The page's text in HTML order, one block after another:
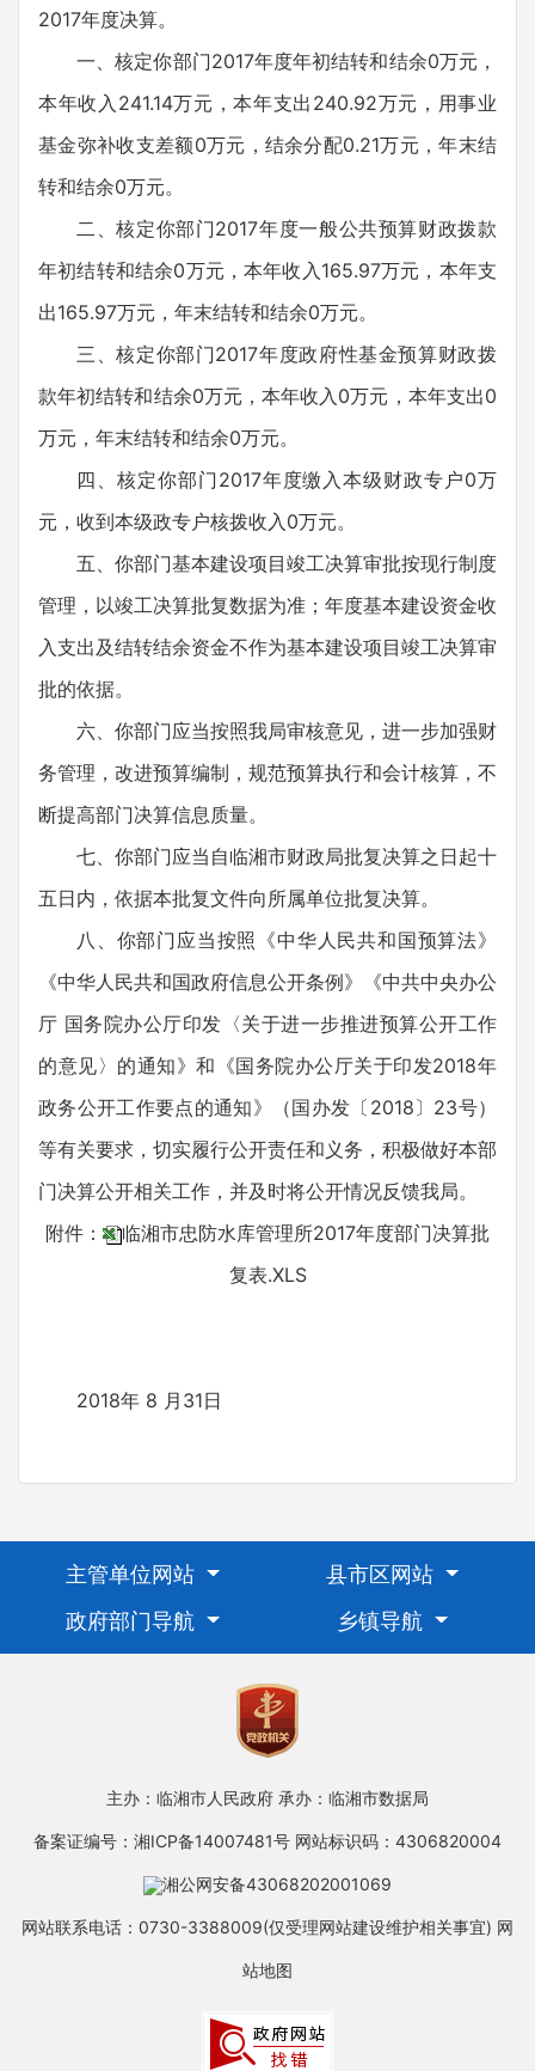
2017年度决算。
一、核定你部门2017年度年初结转和结余0万元，
本年收入241.14万元，本年支出240.92万元，用事业
基金弥补收支差额0万元，结余分配0.21万元，年末结
转和结余0万元。
二、核定你部门2017年度一般公共预算财政拨款
年初结转和结余0万元，本年收入165.97万元，本年支
出165.97万元，年末结转和结余0万元。
三、核定你部门2017年度政府性基金预算财政拨
款年初结转和结余0万元，本年收入0万元，本年支出0
万元，年末结转和结余0万元。
四、核定你部门2017年度缴入本级财政专户0万
元，收到本级政专户核拨收入0万元。
五、你部门基本建设项目竣工决算审批按现行制度
管理，以竣工决算批复数据为准；年度基本建设资金收
入支出及结转结余资金不作为基本建设项目竣工决算审
批的依据。
六、你部门应当按照我局审核意见，进一步加强财
务管理，改进预算编制，规范预算执行和会计核算，不
断提高部门决算信息质量。
七、你部门应当自临湘市财政局批复决算之日起十
五日内，依据本批复文件向所属单位批复决算。
八、你部门应当按照《中华人民共和国预算法》
《中华人民共和国政府信息公开条例》《中共中央办公
厅 国务院办公厅印发〈关于进一步推进预算公开工作
的意见〉的通知》和《国务院办公厅关于印发2018年
政务公开工作要点的通知》（国办发〔2018〕23号）
等有关要求，切实履行公开责任和义务，积极做好本部
门决算公开相关工作，并及时将公开情况反馈我局。
附件：
临湘市忠防水库管理所2017年度部门决算批
复表.XLS
2018年 8 月31日
主管单位网站
县市区网站
政府部门导航
乡镇导航
主办：临湘市人民政府 承办：临湘市数据局
备案证编号：湘ICP备14007481号 网站标识码：4306820004
湘公网安备43068202001069
网站联系电话：0730-3388009(仅受理网站建设维护相关事宜) 网
站地图